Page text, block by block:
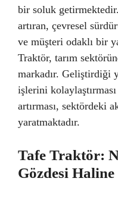
bir soluk
artıran, çevresel
ve müşteri odaklı bir
Traktör, tarım
markadır.
işlerini
artırması, sektördeki
yaratmaktadır.
Tafe Traktör:
Gözdesi